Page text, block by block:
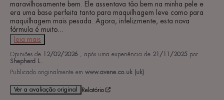
maravilhosamente bem. Ele assentava tão bem na minha pele e
era uma base perfeita tanto para maquilhagem leve como para
maquilhagem mais pesada. Agora, infelizmente, esta nova
fórmula é muito
leia mais
Opiniões de 12/02/2026 , após uma experiência de 21/11/2025 por
Shepherd L.
Publicado originalmente em www.avene.co.uk (uk)
Ver a avaliação original Relatório